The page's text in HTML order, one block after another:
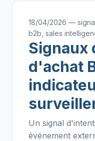
18/04/2026 —
b2b, sales
Signaux
d'achat
Un signal
événement